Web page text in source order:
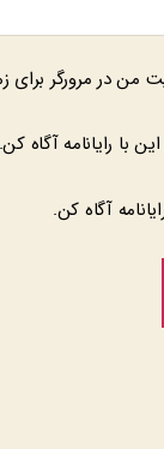
من در مرورگر برای
با رایانامه آگاه کن.
آگاه کن.